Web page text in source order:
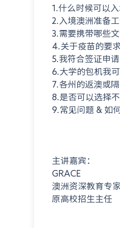
1.什么时候可以入
2.入境澳洲准备
3.需要携带哪些
4.关于疫苗的要求
5.我符合签证申
6.大学的包机我
7.各州的返澳或隔
8.是否可以选择
9.常见问题 & 如
主讲嘉宾：
GRACE
澳洲资深教育专家
原高校招生主任